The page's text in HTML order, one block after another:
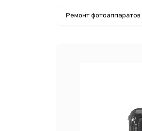
Ремонт фотоаппаратов